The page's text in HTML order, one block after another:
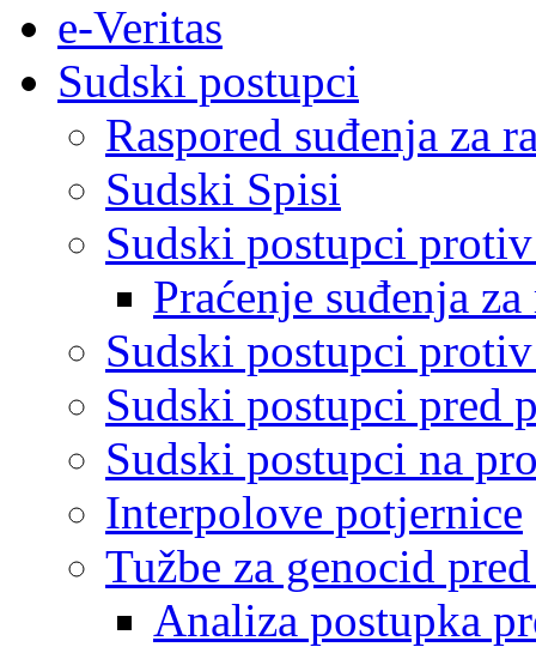
e-Veritas
Sudski postupci
Raspored suđenja za
Sudski Spisi
Sudski postupci
Praćenje suđenja
Sudski postupci
Sudski postupci pred
Sudski postupci na
Interpolove potjernice
Tužbe za genocid
Analiza postupka